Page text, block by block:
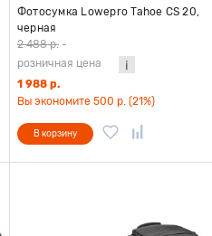
Фотосумка Lowepro Tahoe CS 20,
черная
2 488 р. -
розничная цена
1 988 р.
Вы экономите 500 р. (21%)
В корзину